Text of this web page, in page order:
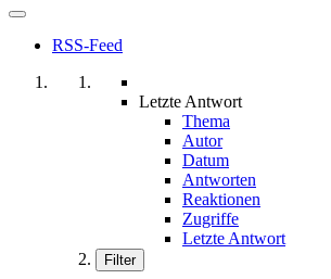
RSS-Feed
Letzte Antwort
Thema
Autor
Datum
Antworten
Reaktionen
Zugriffe
Letzte Antwort
Filter